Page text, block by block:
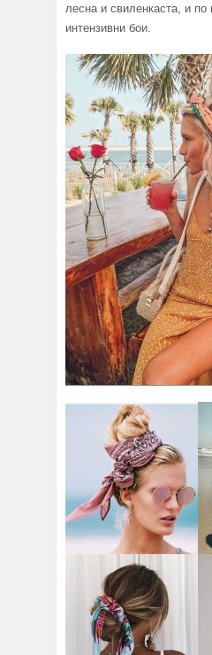
лесна и свиленкаста, и
интензивни бои.